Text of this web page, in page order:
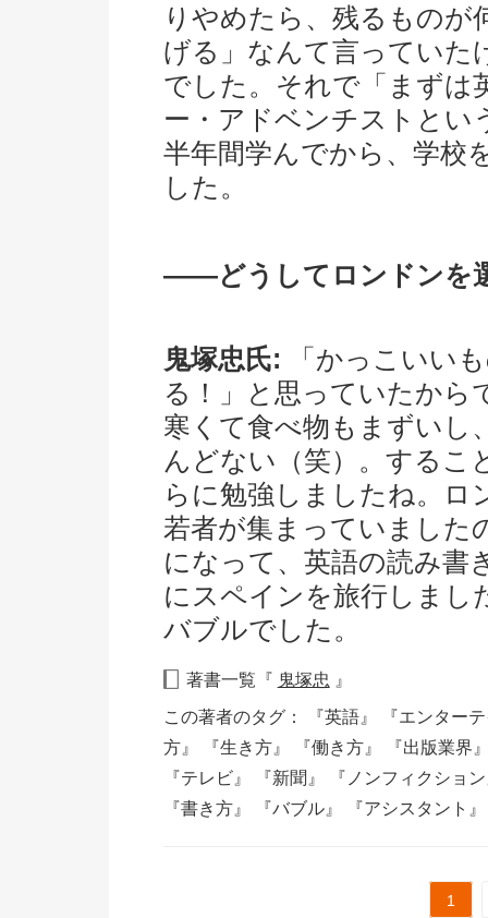
りやめたら、残るものが
げる」なんて言っていた
でした。それで「まずは
ー・アドベンチストとい
半年間学んでから、学校
した。
――どうしてロンドンを
鬼塚忠氏: 「かっこいい
る！」と思っていたから
寒くて食べ物もまずいし
んどない（笑）。するこ
らに勉強しましたね。ロ
若者が集まっていました
になって、英語の読み書
にスペインを旅行しまし
バブルでした。
著書一覧『 鬼塚忠 』
この著者のタグ：
『英語』
『エンター
方』
『生き方』 『働き方』
『出版業界
『テレビ』
『新聞』
『ノンフィクショ
『書き方』
『バブル』 『アシスタント
1